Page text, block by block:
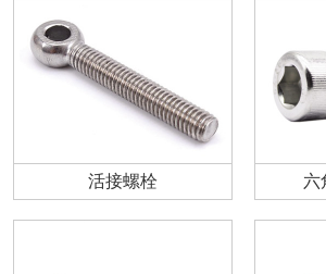
活接螺栓 六